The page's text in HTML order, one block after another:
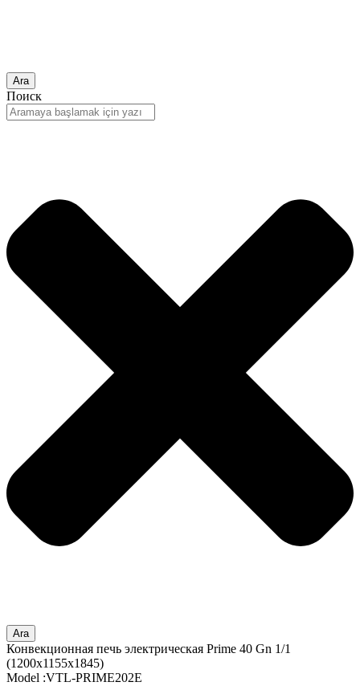
Ara
Поиск
Ara
Конвекционная печь электрическая Prime 40 Gn 1/1
(1200x1155x1845)
Model :VTL-PRIME202E